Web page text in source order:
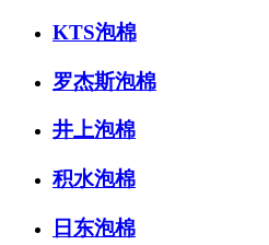
KTS泡棉
罗杰斯泡棉
井上泡棉
积水泡棉
日东泡棉